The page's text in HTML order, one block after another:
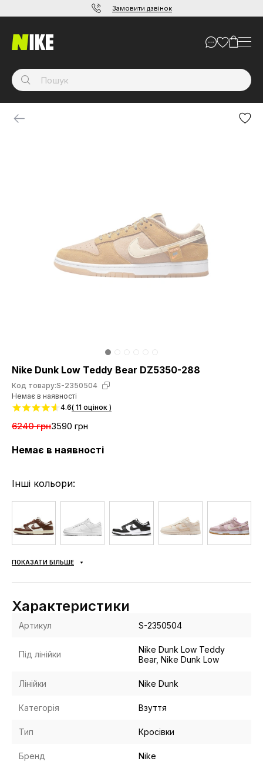
Замовити дзвінок
Nike Dunk Low Teddy Bear DZ5350-288
Код товару:S-2350504
Немає в наявності
4.6( 11 оцінок )
6240 грн3590 грн
Немає в наявності
Інші кольори:
ПОКАЗАТИ БІЛЬШЕ
Характеристики
Артикул S-2350504
Під лінійки
Nike Dunk Low Teddy
Bear, Nike Dunk Low
Лінійки Nike Dunk
Категорія Взуття
Тип Кросівки
Бренд Nike